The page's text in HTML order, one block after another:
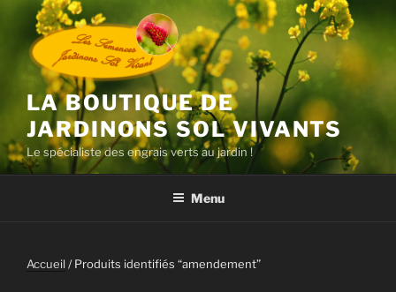
contenu
principal
LA BOUTIQUE DE
JARDINONS SOL VIVANTS
Le spécialiste des engrais verts au jardin !
Menu
Accueil / Produits identifiés “amendement”